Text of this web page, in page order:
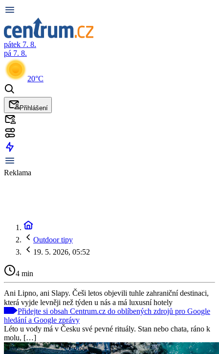
pátek 7. 8.
pá 7. 8.
20°C
Přihlášení
Reklama
Outdoor tipy
19. 5. 2026, 05:52
4 min
Ani Lipno, ani Slapy. Češi letos objevili tuhle zahraniční destinaci,
která vyjde levněji než týden u nás a má luxusní hotely
Přidejte si obsah Centrum.cz do oblíbených zdrojů pro Google
hledání a Google zprávy
Léto u vody má v Česku své pevné rituály. Stan nebo chata, ráno k
molu, […]